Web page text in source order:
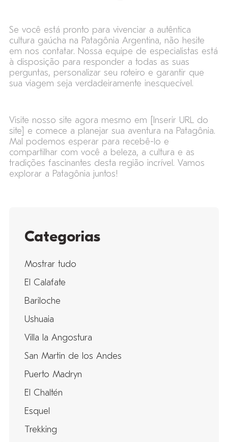
Se você está pronto para vivenciar a autêntica
cultura gaúcha na Patagônia Argentina, não hesite
em nos contatar. Nossa equipe de especialistas está
à disposição para responder a todas as suas
perguntas, personalizar seu roteiro e garantir que
sua viagem seja verdadeiramente inesquecível.
Visite nosso site agora mesmo em [Inserir URL do
site] e comece a planejar sua aventura na Patagônia.
Mal podemos esperar para recebê-lo e
compartilhar com você a beleza, a cultura e as
tradições fascinantes desta região incrível. Vamos
explorar a Patagônia juntos!
Categorias
Mostrar tudo
El Calafate
Bariloche
Ushuaia
Villa la Angostura
San Martin de los Andes
Puerto Madryn
El Chaltén
Esquel
Trekking